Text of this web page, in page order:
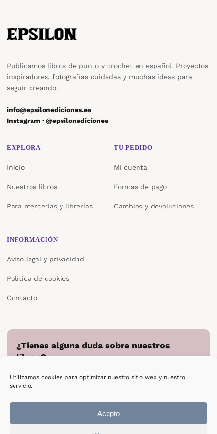
Utilizamos cookies para optimizar nuestro sitio web y nuestro
servicio.
Acepto
Publicamos libros de punto y crochet en español. Proyectos
inspiradores, fotografías cuidadas y muchas ideas para
seguir creando.
info@epsilonediciones.es
Instagram · @epsilonediciones
EXPLORA
Inicio
Nuestros libros
Para mercerías y librerías
TU PEDIDO
Mi cuenta
Formas de pago
Cambios y devoluciones
INFORMACIÓN
Aviso legal y privacidad
Política de cookies
Contacto
¿Tienes alguna duda sobre nuestros
libros?
directamente.
Escribir a Epsilon